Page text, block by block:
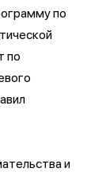
по
по
и